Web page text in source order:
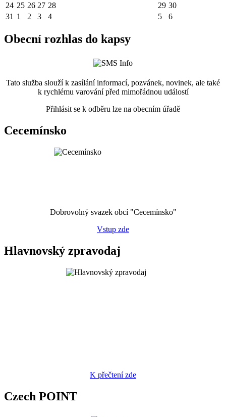
24 25 26 27 28 29 30
31 1 2 3 4 5 6
Obecní rozhlas do kapsy
Tato služba slouží k zasílání informací, pozvánek, novinek, ale také
k rychlému varování před mimořádnou událostí
Přihlásit se k odběru lze na obecním úřadě
Cecemínsko
Dobrovolný svazek obcí "Cecemínsko"
Vstup zde
Hlavnovský zpravodaj
K přečtení zde
Czech POINT